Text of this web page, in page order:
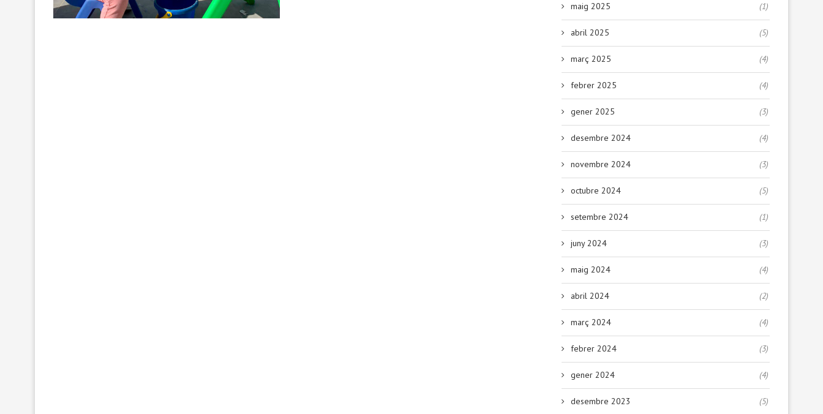
maig 2025 (1)
abril 2025 (5)
març 2025 (4)
febrer 2025 (4)
gener 2025 (3)
desembre 2024 (4)
novembre 2024 (3)
octubre 2024 (5)
setembre 2024 (1)
juny 2024 (3)
maig 2024 (4)
abril 2024 (2)
març 2024 (4)
febrer 2024 (3)
gener 2024 (4)
desembre 2023 (5)